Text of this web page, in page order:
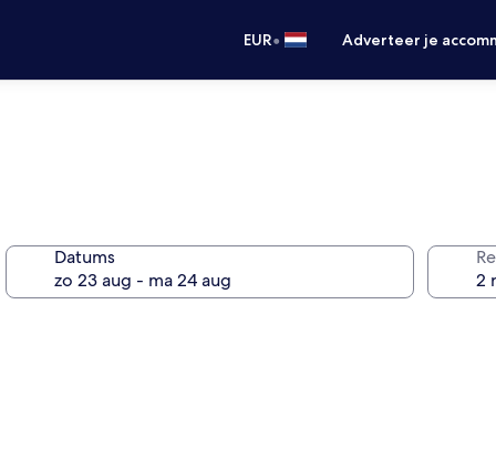
EUR• Adverteer je
Datums